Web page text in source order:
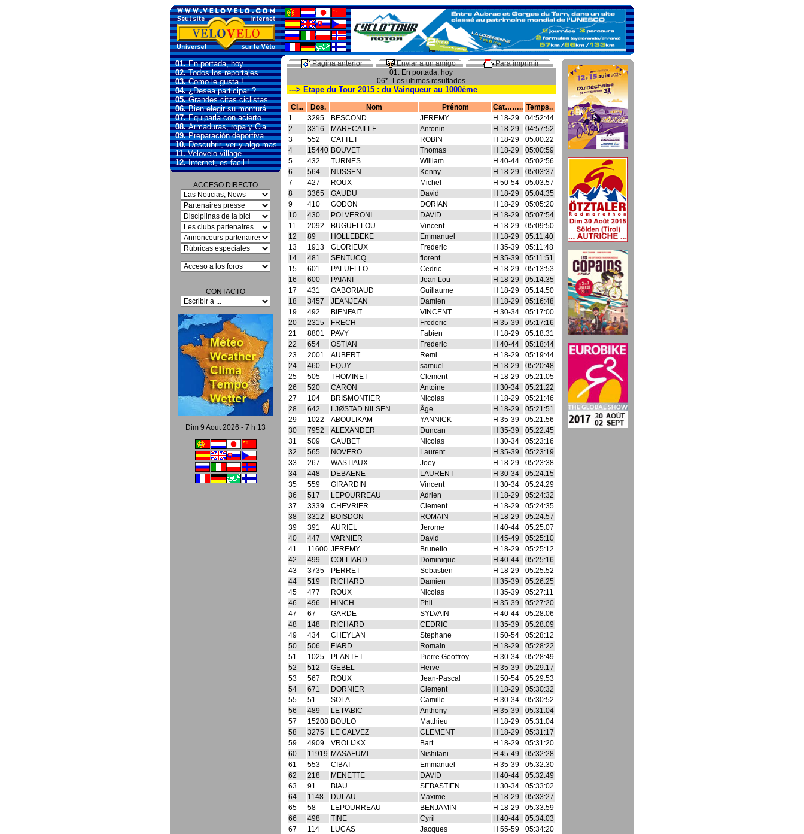
01.En portada, hoy
02.Todos los reportajes …
03.Como le gusta !
04.¿Desea participar ?
05.Grandes citas ciclistas
06.Bien elegir su monturá
07.Equiparla con acierto
08.Armaduras, ropa y Cia
09.Preparación deportiva
10.Descubrir, ver y algo mas
11.Velovelo village …
12.Internet, es facil !…
ACCESO DIRECTO
CONTACTO
Dim 9 Aout 2026 - 7 h 13
Página anterior Enviar a un amigo
Para imprimir
01. En portada, hoy
06*- Los ultimos resultados
---> Etape du Tour 2015 : du Vainqueur au 1000ème
Cl... Dos. Nom Prénom Cat…….. Temps..
1
3295 BESCOND JEREMY H 18-29
04:52:44
2
3316 MARECAILLE Antonin H 18-29
04:57:52
3
552 CATTET ROBIN H 18-29
05:00:22
4
15440 BOUVET Thomas H 18-29
05:00:59
5
432 TURNES William H 40-44
05:02:56
6
564 NIJSSEN Kenny H 18-29
05:03:37
7
427 ROUX Michel H 50-54
05:03:57
8
3365 GAUDU David H 18-29
05:04:35
9
410 GODON DORIAN H 18-29
05:05:20
10
430 POLVERONI DAVID H 18-29
05:07:54
11
2092 BUGUELLOU Vincent H 18-29
05:09:50
12
89 HOLLEBEKE Emmanuel H 18-29
05:11:40
13
1913 GLORIEUX Frederic H 35-39
05:11:48
14
481 SENTUCQ florent H 35-39
05:11:51
15
601 PALUELLO Cedric H 18-29
05:13:53
16
600 PAIANI Jean Lou H 18-29
05:14:35
17
431 GABORIAUD Guillaume H 18-29
05:14:50
18
3457 JEANJEAN Damien H 18-29
05:16:48
19
492 BIENFAIT VINCENT H 30-34
05:17:00
20
2315 FRECH Frederic H 35-39
05:17:16
21
8801 PAVY Fabien H 18-29
05:18:31
22
654 OSTIAN Frederic H 40-44
05:18:44
23
2001 AUBERT Remi H 18-29
05:19:44
24
460 EQUY samuel H 18-29
05:20:48
25
505 THOMINET Clement H 18-29
05:21:05
26
520 CARON Antoine H 30-34
05:21:22
27
104 BRISMONTIER Nicolas H 18-29
05:21:46
28
642 LJØSTAD NILSEN Åge H 18-29
05:21:51
29
1022 ABOULIKAM YANNICK H 35-39
05:21:56
30
7952 ALEXANDER Duncan H 35-39
05:22:45
31
509 CAUBET Nicolas H 30-34
05:23:16
32
565 NOVERO Laurent H 35-39
05:23:19
33
267 WASTIAUX Joey H 18-29
05:23:38
34
448 DEBAENE LAURENT H 30-34
05:24:15
35
559 GIRARDIN Vincent H 30-34
05:24:29
36
517 LEPOURREAU Adrien H 18-29
05:24:32
37
3339 CHEVRIER Clement H 18-29
05:24:35
38
3312 BOISDON ROMAIN H 18-29
05:24:57
39
391 AURIEL Jerome H 40-44
05:25:07
40
447 VARNIER David H 45-49
05:25:10
41
11600 JEREMY Brunello H 18-29
05:25:12
42
499 COLLIARD Dominique H 40-44
05:25:16
43
3735 PERRET Sebastien H 18-29
05:25:52
44
519 RICHARD Damien H 35-39
05:26:25
45
477 ROUX Nicolas H 35-39
05:27:11
46
496 HINCH Phil H 35-39
05:27:20
47
67 GARDE SYLVAIN H 40-44
05:28:06
48
148 RICHARD CEDRIC H 35-39
05:28:09
49
434 CHEYLAN Stephane H 50-54
05:28:12
50
506 FIARD Romain H 18-29
05:28:22
51
1025 PLANTET Pierre Geoffroy H 30-34
05:28:49
52
512 GEBEL Herve H 35-39
05:29:17
53
567 ROUX Jean-Pascal H 50-54
05:29:53
54
671 DORNIER Clement H 18-29
05:30:32
55
51 SOLA Camille H 30-34
05:30:52
56
489 LE PABIC Anthony H 35-39
05:31:04
57
15208 BOULO Matthieu H 18-29
05:31:04
58
3275 LE CALVEZ CLEMENT H 18-29
05:31:17
59
4909 VROLIJKX Bart H 18-29
05:31:20
60
11919 MASAFUMI Nishitani H 45-49
05:32:28
61
553 CIBAT Emmanuel H 35-39
05:32:30
62
218 MENETTE DAVID H 40-44
05:32:49
63
91 BIAU SEBASTIEN H 30-34
05:33:02
64
1148 DULAU Maxime H 18-29
05:33:27
65
58 LEPOURREAU BENJAMIN H 18-29
05:33:59
66
498 TINE Cyril H 40-44
05:34:03
67
114 LUCAS Jacques H 55-59
05:34:20